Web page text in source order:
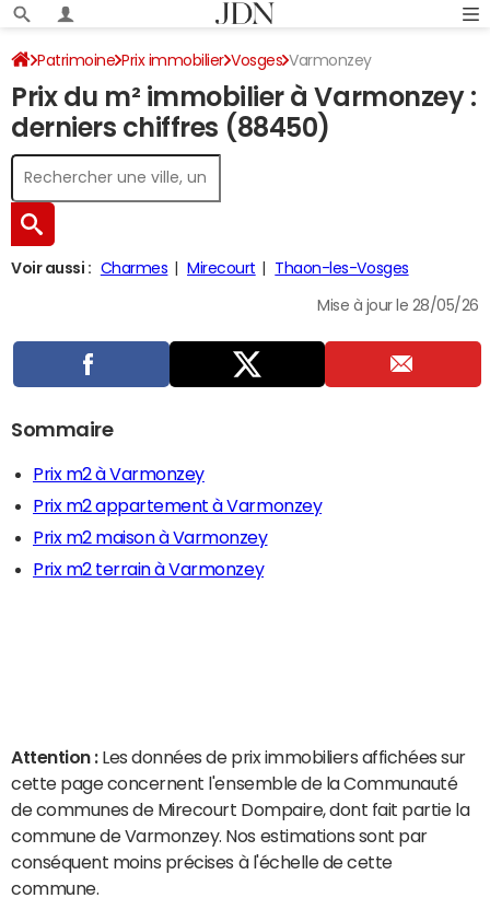
Patrimoine Prix immobilier Vosges Varmonzey
Prix du m² immobilier à Varmonzey :
derniers chiffres (88450)
Voir aussi : Charmes Mirecourt Thaon-les-Vosges
Mise à jour le 28/05/26
Sommaire
Prix m2 à Varmonzey
Prix m2 appartement à Varmonzey
Prix m2 maison à Varmonzey
Prix m2 terrain à Varmonzey
Attention : Les données de prix immobiliers affichées sur
cette page concernent l'ensemble de la Communauté
de communes de Mirecourt Dompaire, dont fait partie la
commune de Varmonzey. Nos estimations sont par
conséquent moins précises à l'échelle de cette
commune.